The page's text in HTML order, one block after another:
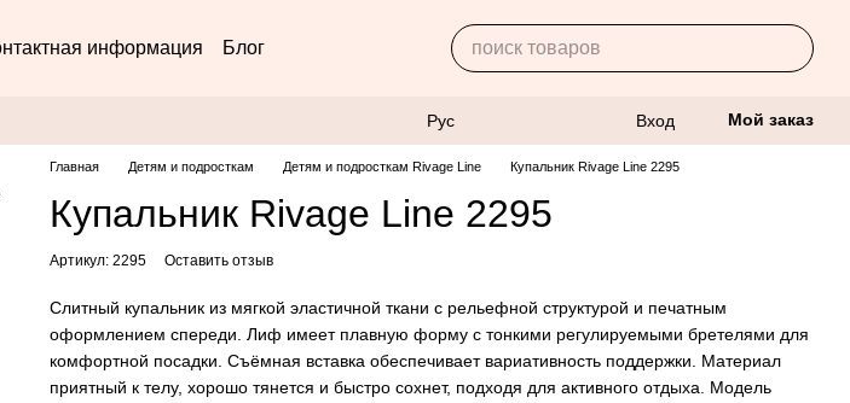
информация Блог
Рус Вход Мой заказ
Главная Детям и подросткам Детям и подросткам Rivage Line Купальник Rivage Line 2295
Купальник Rivage Line 2295
Артикул: 2295 Оставить отзыв
Слитный купальник из мягкой эластичной ткани с рельефной структурой и печатным
оформлением спереди. Лиф имеет плавную форму с тонкими регулируемыми бретелями для
комфортной посадки. Съёмная вставка обеспечивает вариативность поддержки. Материал
приятный к телу, хорошо тянется и быстро сохнет, подходя для активного отдыха. Модель